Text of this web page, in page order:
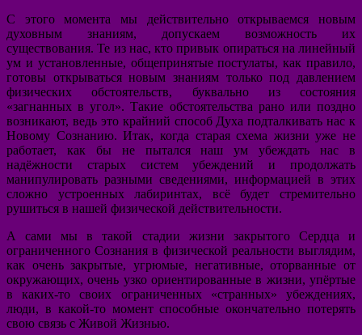
С этого момента мы действительно открываемся новым
духовным знаниям, допускаем возможность их
существования. Те из нас, кто привык опираться на линейный
ум и установленные, общепринятые постулаты, как правило,
готовы открываться новым знаниям только под давлением
физических обстоятельств, буквально из состояния
«загнанных в угол». Такие обстоятельства рано или поздно
возникают, ведь это крайний способ Духа подталкивать нас к
Новому Сознанию. Итак, когда старая схема жизни уже не
работает, как бы не пытался наш ум убеждать нас в
надёжности старых систем убеждений и продолжать
манипулировать разными сведениями, информацией в этих
сложно устроенных лабиринтах, всё будет стремительно
рушиться в нашей физической действительности.
А сами мы в такой стадии жизни закрытого Сердца и
ограниченного Сознания в физической реальности выглядим,
как очень закрытые, угрюмые, негативные, оторванные от
окружающих, очень узко ориентированные в жизни, упёртые
в каких-то своих ограниченных «странных» убеждениях,
люди, в какой-то момент способные окончательно потерять
свою связь с Живой Жизнью.